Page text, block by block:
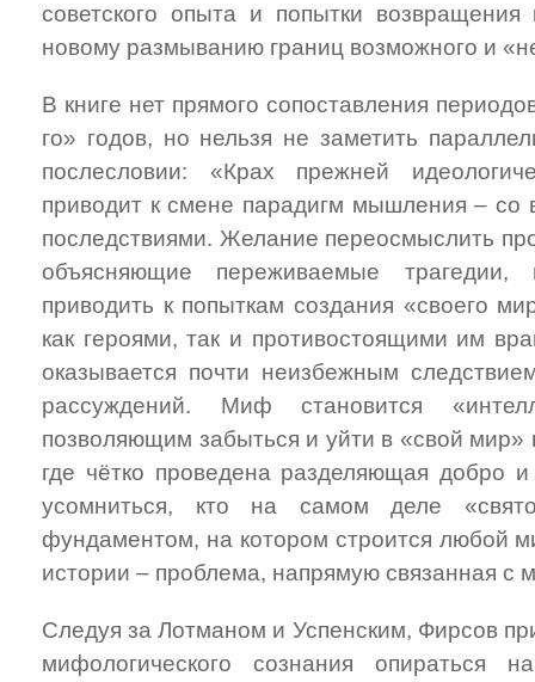
советского опыта и попытки
новому размыванию границ возможного и
В книге нет прямого сопоставления
го» годов, но нельзя не заметить
послесловии: «Крах прежней
приводит к смене парадигм мышления –
последствиями. Желание переосмыслить
объясняющие переживаемые
приводить к попыткам создания «своего
как героями, так и противостоящими им
оказывается почти неизбежным
рассуждений. Миф становится
позволяющим забыться и уйти в «свой мир»
где чётко проведена разделяющая добро
усомниться, кто на самом деле
фундаментом, на котором строится любой
истории – проблема, напрямую связанная с
Следуя за Лотманом и Успенским, Фирсов
мифологического сознания опираться